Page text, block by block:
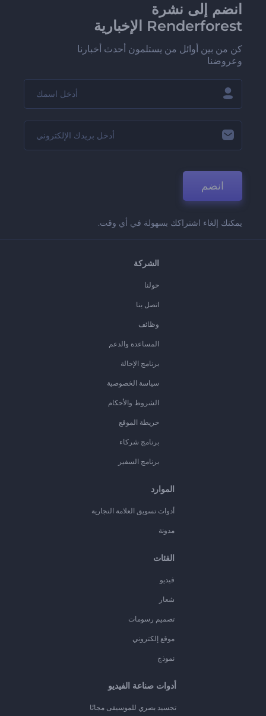
انضم إلى نشرة
Renderforest الإخبارية
كن من بين أوائل من يستلمون أحدث أخبارنا
وعروضنا
انضم
يمكنك إلغاء اشتراكك بسهولة في أي وقت.
الشركة
حولنا
اتصل بنا
وظائف
المساعدة والدعم
برنامج الإحالة
سياسة الخصوصية
الشروط والأحكام
خريطة الموقع
برنامج شركاء
برنامج السفير
الموارد
أدوات تسويق العلامة التجارية
مدونة
الفئات
فيديو
شعار
تصميم رسومات
موقع إلكتروني
نموذج
أدوات صناعة الفيديو
تجسيد بصري للموسيقى مجانًا